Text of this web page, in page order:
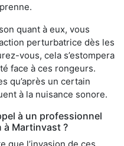
quant à eux, vous
perturbatrice dès les
vous, cela s’estompera
face à ces rongeurs.
qu’après un certain
à la nuisance sonore.
à un professionnel
à Martinvast ?
que l’invasion de ces